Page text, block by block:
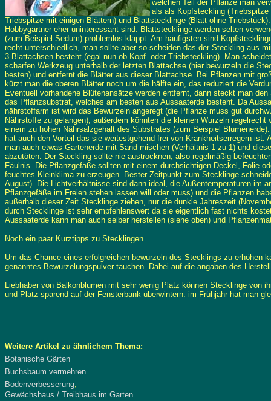
welchen Teil der Pflanze man
als als Kopfsteckling
Triebspitze mit einigen Blättern) und Blattstecklinge (Blatt ohne
Hobbygärtner eher uninteressant sind. Blattstecklinge werden selten
(zum Beispiel Sedum) problemlos klappt. Am häufigsten sind
recht unterschiedlich, man sollte aber so scheiden das der Steckling aus
3 Blattachsen besteht (egal nun ob Kopf- oder Triebsteckling). Man
scharfen Werkzeug unterhalb der letzten Blattachse (hier bewurzeln die
besten) und entfernt die Blätter aus dieser Blattachse. Bei Pflanzen mit
kürzt man die oberen Blätter noch um die hälfte ein, das reduziert die
Eventuell vorhandene Blütenansätze werden entfernt, dann steckt man
das Pflanzsubstrat, welches am besten aus Aussaaterde besteht. Da
nährstoffarm ist wird das Bewurzeln angeregt (die Pflanze muss gut
Nährstoffe zu gelangen), außerdem könnten die kleinen Wurzeln regelrecht
einem zu hohen Nährsalzgehalt des Substrates (zum Beispiel
hat auch den Vorteil das sie weitestgehend frei von Krankheitserregern ist.
man auch etwas Gartenerde mit Sand mischen (Verhältnis 1 zu 1) und
abzutöten. Der Steckling sollte nie austrocknen, also regelmäßig
Fäulnis. Die Pflanzgefäße sollten mit einem durchsichtigen Deckel, Folie
feuchtes Kleinklima zu erzeugen. Bester Zeitpunkt zum Stecklinge
August). Die Lichtverhältnisse sind dann ideal, die Außentemperaturen im
Pflanzgefäße im Freien stehen lassen will oder muss) und die Pflanzen
außerhalb dieser Zeit Stecklinge ziehen, nur die dunkle Jahreszeit
durch Stecklinge ist sehr empfehlenswert da sie eigentlich fast nichts
Aussaaterde kann man auch selber herstellen (siehe oben) und
Noch ein paar Kurztipps zu Stecklingen.
Um das Chance eines erfolgreichen bewurzeln des Stecklings zu erhöhen
genanntes Bewurzelungspulver tauchen. Dabei auf die angaben des
Liebhaber von Balkonblumen mit sehr wenig Platz können Stecklinge von
und Platz sparend auf der Fensterbank überwintern. im Frühjahr hat man
Weitere Artikel zu ähnlichem Thema:
Botanische Gärten
Buchsbaum vermehren
Bodenverbesserung,
Gewächshaus / Treibhaus im Garten